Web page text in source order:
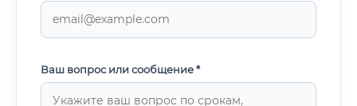
Ваш вопрос или сообщение *